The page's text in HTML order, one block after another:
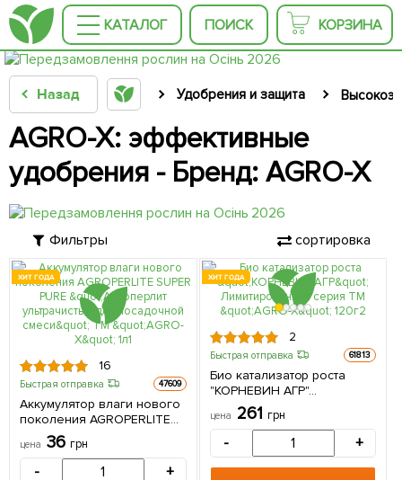
КАТАЛОГ ПОИСК КОРЗИНА
Назад Удобрения и защита
AGRO-X: эффективные
удобрения - Бренд: AGRO-X
Фильтры сортировка
ХИТ ГОДА
16
Быстрая отправка 47609
Аккумулятор влаги нового
поколения AGROPERLITE
SUPER PURE "Агроперлит
ультрачистый для
посадочной смеси" ТМ
цена 36 грн
- +
ХИТ ГОДА
2
Быстрая отправка 61813
Био катализатор роста
"КОРНЕВИН АГР"
Лимитированная серия ТМ
"AGRO-X" 120г
цена 261 грн
- +